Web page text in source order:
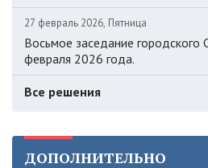
27 февраль 2026, Пятница
Восьмое заседание городского
февраля 2026 года.
Все решения
ДОПОЛНИТЕЛЬНО